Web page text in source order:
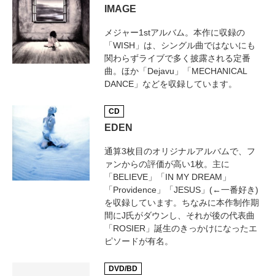
IMAGE
メジャー1stアルバム。本作に収録の
「WISH」は、シングル曲ではないにも
関わらずライブで多く披露される定番
曲。ほか「Dejavu」「MECHANICAL
DANCE」などを収録しています。
CD
EDEN
通算3枚目のオリジナルアルバムで、フ
ァンからの評価が高い1枚。主に
「BELIEVE」「IN MY DREAM」
「Providence」「JESUS」(←一番好き)
を収録しています。ちなみに本作制作期
間にJ氏がダウンし、それが後の代表曲
「ROSIER」誕生のきっかけになったエ
ピソードが有名。
DVD/BD